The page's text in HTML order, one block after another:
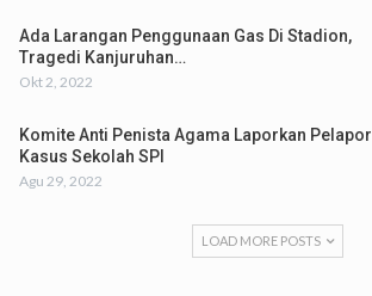
Ada Larangan Penggunaan Gas Di Stadion,
Tragedi Kanjuruhan…
Okt 2, 2022
Komite Anti Penista Agama Laporkan Pelapor
Kasus Sekolah SPI
Agu 29, 2022
LOAD MORE POSTS